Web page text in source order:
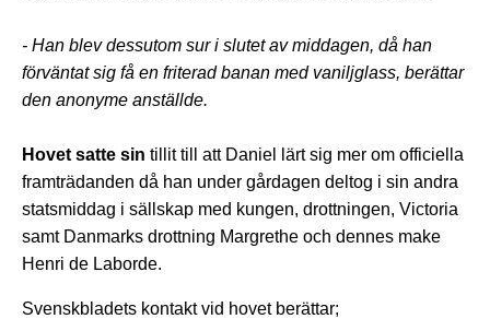
- Han blev dessutom sur i slutet av middagen, då han
förväntat sig få en friterad banan med vaniljglass, berättar
den anonyme anställde.
Hovet satte sin tillit till att Daniel lärt sig mer om officiella
framträdanden då han under gårdagen deltog i sin andra
statsmiddag i sällskap med kungen, drottningen, Victoria
samt Danmarks drottning Margrethe och dennes make
Henri de Laborde.
Svenskbladets kontakt vid hovet berättar;